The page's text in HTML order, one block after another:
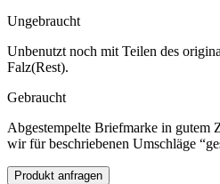
Ungebraucht
Unbenutzt noch mit Teilen des
Falz(Rest).
Gebraucht
Abgestempelte Briefmarke in gutem
wir für beschriebenen Umschläge
Produkt anfragen